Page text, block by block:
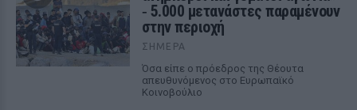
‑ 5.000 μετανάστες παραμένουν
στην περιοχή
ΣΉΜΕΡΑ
Όσα είπε ο πρόεδρος της Θέουτα
απευθυνόμενος στο Ευρωπαϊκό
Κοινοβούλιο